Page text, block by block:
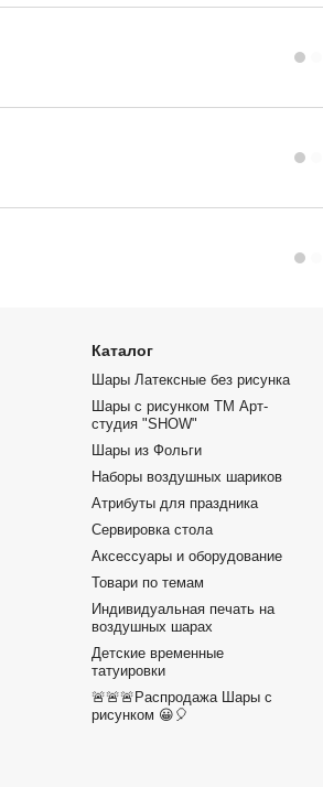
Каталог
Шары Латексные без рисунка
Шары с рисунком ТМ Арт-
студия "SHOW"
Шары из Фольги
Наборы воздушных шариков
Атрибуты для праздника
Сервировка стола
Аксессуары и оборудование
Товари по темам
Индивидуальная печать на
воздушных шарах
Детские временные
татуировки
🚨🚨🚨Распродажа Шары с
рисунком 😀🎈